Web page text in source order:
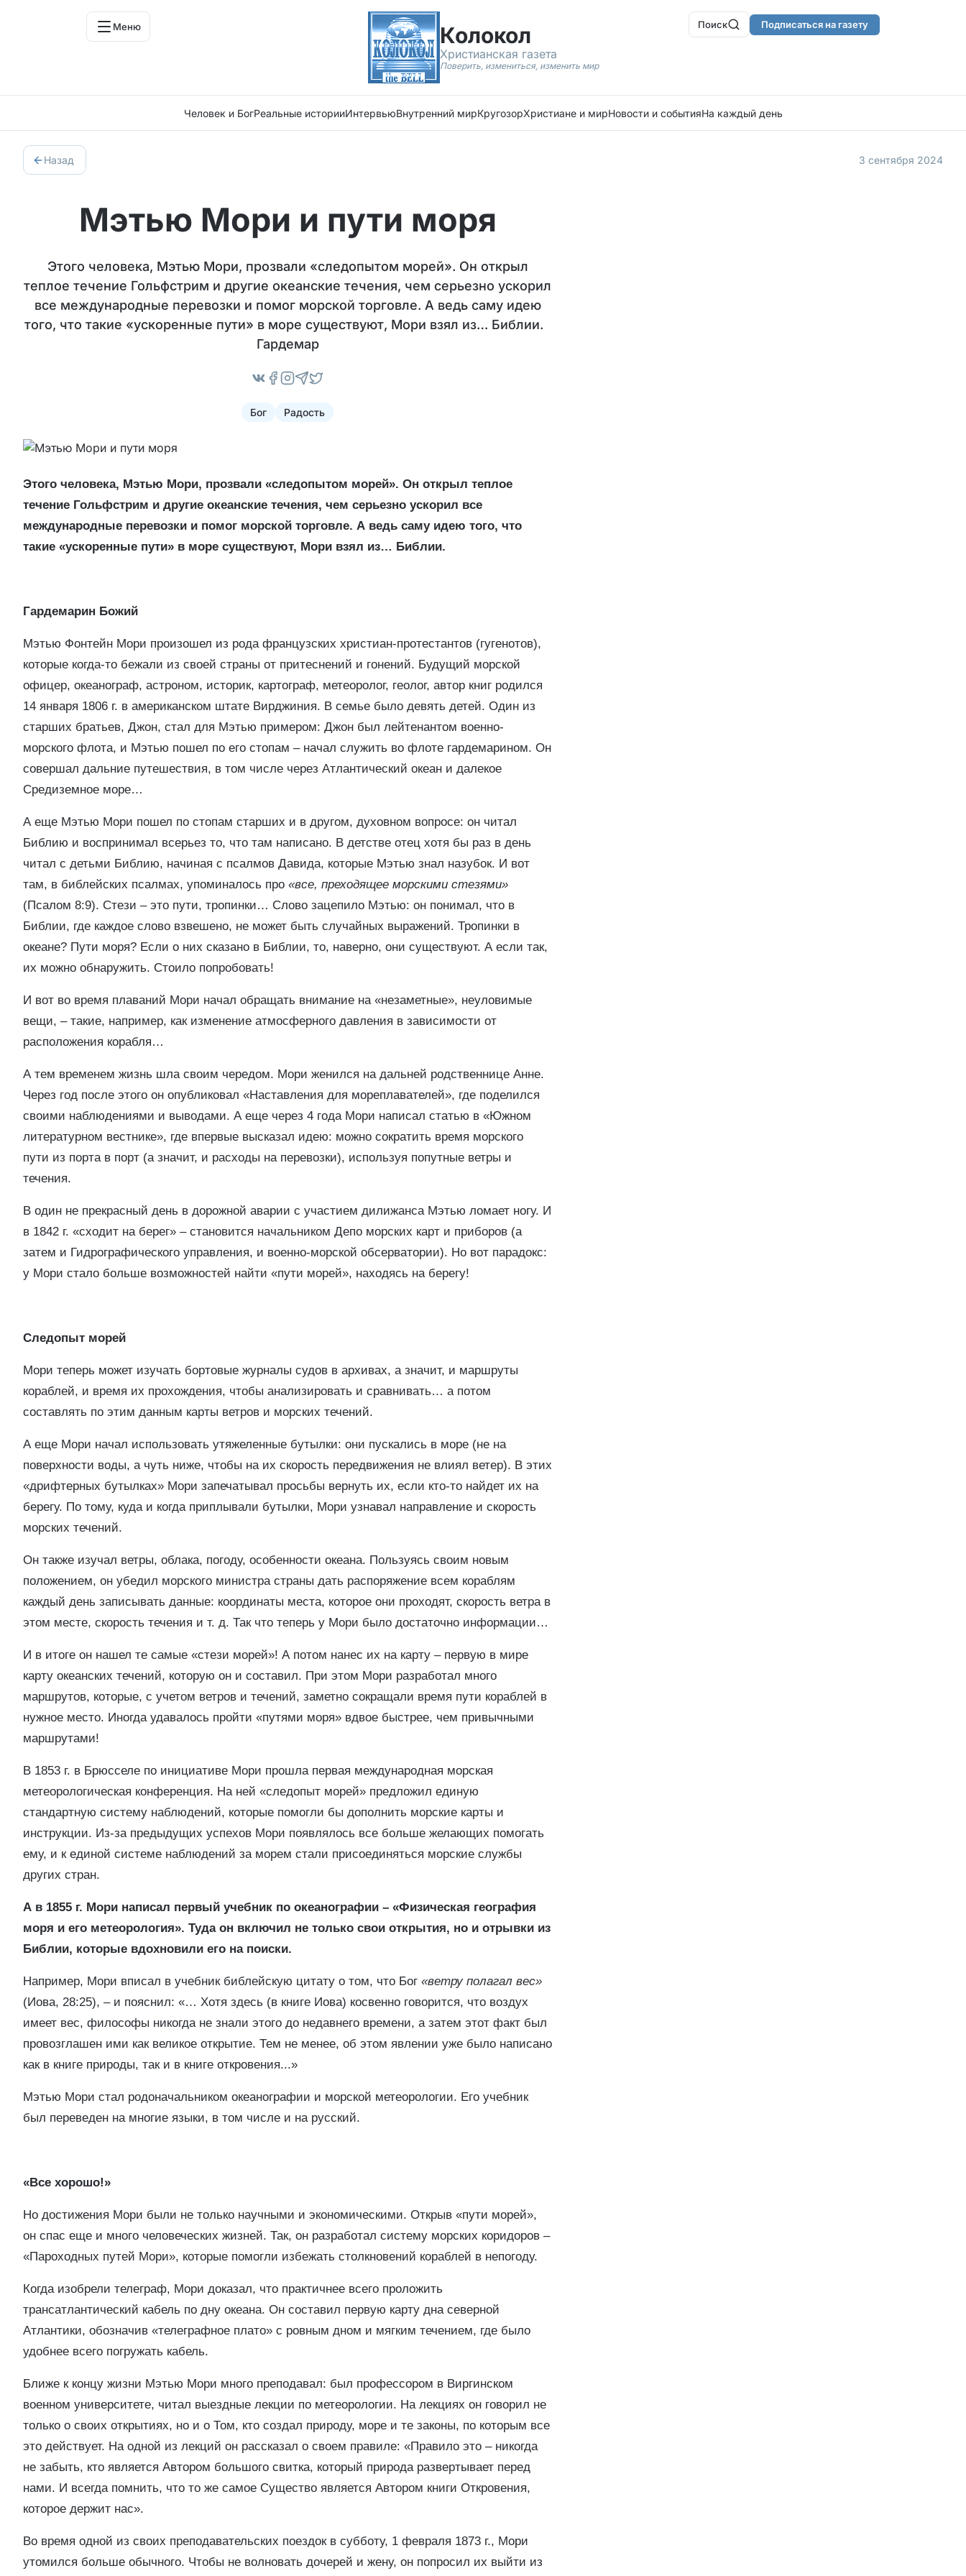
Меню Колокол
Христианская газета
Поверить, измениться, изменить мир
Поиск Подписаться на газету
Человек и БогРеальные историиИнтервьюВнутренний мирКругозорХристиане и мирНовости и событияНа каждый день
Назад 3 сентября 2024
Мэтью Мори и пути моря
Этого человека, Мэтью Мори, прозвали «следопытом морей». Он открыл
теплое течение Гольфстрим и другие океанские течения, чем серьезно ускорил
все международные перевозки и помог морской торговле. А ведь саму идею
того, что такие «ускоренные пути» в море существуют, Мори взял из… Библии.
Гардемар
Бог Радость
Этого человека, Мэтью Мори, прозвали «следопытом морей». Он открыл теплое
течение Гольфстрим и другие океанские течения, чем серьезно ускорил все
международные перевозки и помог морской торговле. А ведь саму идею того, что
такие «ускоренные пути» в море существуют, Мори взял из… Библии.
Гардемарин Божий
Мэтью Фонтейн Мори произошел из рода французских христиан-протестантов (гугенотов),
которые когда-то бежали из своей страны от притеснений и гонений. Будущий морской
офицер, океанограф, астроном, историк, картограф, метеоролог, геолог, автор книг родился
14 января 1806 г. в американском штате Вирджиния. В семье было девять детей. Один из
старших братьев, Джон, стал для Мэтью примером: Джон был лейтенантом военно-
морского флота, и Мэтью пошел по его стопам – начал служить во флоте гардемарином. Он
совершал дальние путешествия, в том числе через Атлантический океан и далекое
Средиземное море…
А еще Мэтью Мори пошел по стопам старших и в другом, духовном вопросе: он читал
Библию и воспринимал всерьез то, что там написано. В детстве отец хотя бы раз в день
читал с детьми Библию, начиная с псалмов Давида, которые Мэтью знал назубок. И вот
там, в библейских псалмах, упоминалось про «все, преходящее морскими стезями»
(Псалом 8:9). Стези – это пути, тропинки… Слово зацепило Мэтью: он понимал, что в
Библии, где каждое слово взвешено, не может быть случайных выражений. Тропинки в
океане? Пути моря? Если о них сказано в Библии, то, наверно, они существуют. А если так,
их можно обнаружить. Стоило попробовать!
И вот во время плаваний Мори начал обращать внимание на «незаметные», неуловимые
вещи, – такие, например, как изменение атмосферного давления в зависимости от
расположения корабля…
А тем временем жизнь шла своим чередом. Мори женился на дальней родственнице Анне.
Через год после этого он опубликовал «Наставления для мореплавателей», где поделился
своими наблюдениями и выводами. А еще через 4 года Мори написал статью в «Южном
литературном вестнике», где впервые высказал идею: можно сократить время морского
пути из порта в порт (а значит, и расходы на перевозки), используя попутные ветры и
течения.
В один не прекрасный день в дорожной аварии с участием дилижанса Мэтью ломает ногу. И
в 1842 г. «сходит на берег» – становится начальником Депо морских карт и приборов (а
затем и Гидрографического управления, и военно-морской обсерватории). Но вот парадокс:
у Мори стало больше возможностей найти «пути морей», находясь на берегу!
Следопыт морей
Мори теперь может изучать бортовые журналы судов в архивах, а значит, и маршруты
кораблей, и время их прохождения, чтобы анализировать и сравнивать… а потом
составлять по этим данным карты ветров и морских течений.
А еще Мори начал использовать утяжеленные бутылки: они пускались в море (не на
поверхности воды, а чуть ниже, чтобы на их скорость передвижения не влиял ветер). В этих
«дрифтерных бутылках» Мори запечатывал просьбы вернуть их, если кто-то найдет их на
берегу. По тому, куда и когда приплывали бутылки, Мори узнавал направление и скорость
морских течений.
Он также изучал ветры, облака, погоду, особенности океана. Пользуясь своим новым
положением, он убедил морского министра страны дать распоряжение всем кораблям
каждый день записывать данные: координаты места, которое они проходят, скорость ветра в
этом месте, скорость течения и т. д. Так что теперь у Мори было достаточно информации…
И в итоге он нашел те самые «стези морей»! А потом нанес их на карту – первую в мире
карту океанских течений, которую он и составил. При этом Мори разработал много
маршрутов, которые, с учетом ветров и течений, заметно сокращали время пути кораблей в
нужное место. Иногда удавалось пройти «путями моря» вдвое быстрее, чем привычными
маршрутами!
В 1853 г. в Брюсселе по инициативе Мори прошла первая международная морская
метеорологическая конференция. На ней «следопыт морей» предложил единую
стандартную систему наблюдений, которые помогли бы дополнить морские карты и
инструкции. Из-за предыдущих успехов Мори появлялось все больше желающих помогать
ему, и к единой системе наблюдений за морем стали присоединяться морские службы
других стран.
А в 1855 г. Мори написал первый учебник по океанографии – «Физическая география
моря и его метеорология». Туда он включил не только свои открытия, но и отрывки из
Библии, которые вдохновили его на поиски.
Например, Мори вписал в учебник библейскую цитату о том, что Бог «ветру полагал вес»
(Иова, 28:25), – и пояснил: «… Хотя здесь (в книге Иова) косвенно говорится, что воздух
имеет вес, философы никогда не знали этого до недавнего времени, а затем этот факт был
провозглашен ими как великое открытие. Тем не менее, об этом явлении уже было написано
как в книге природы, так и в книге откровения...»
Мэтью Мори стал родоначальником океанографии и морской метеорологии. Его учебник
был переведен на многие языки, в том числе и на русский.
«Все хорошо!»
Но достижения Мори были не только научными и экономическими. Открыв «пути морей»,
он спас еще и много человеческих жизней. Так, он разработал систему морских коридоров –
«Пароходных путей Мори», которые помогли избежать столкновений кораблей в непогоду.
Когда изобрели телеграф, Мори доказал, что практичнее всего проложить
трансатлантический кабель по дну океана. Он составил первую карту дна северной
Атлантики, обозначив «телеграфное плато» с ровным дном и мягким течением, где было
удобнее всего погружать кабель.
Ближе к концу жизни Мэтью Мори много преподавал: был профессором в Виргинском
военном университете, читал выездные лекции по метеорологии. На лекциях он говорил не
только о своих открытиях, но и о Том, кто создал природу, море и те законы, по которым все
это действует. На одной из лекций он рассказал о своем правиле: «Правило это – никогда
не забыть, кто является Автором большого свитка, который природа развертывает перед
нами. И всегда помнить, что то же самое Существо является Автором книги Откровения,
которое держит нас».
Во время одной из своих преподавательских поездок в субботу, 1 февраля 1873 г., Мори
утомился больше обычного. Чтобы не волновать дочерей и жену, он попросил их выйти из